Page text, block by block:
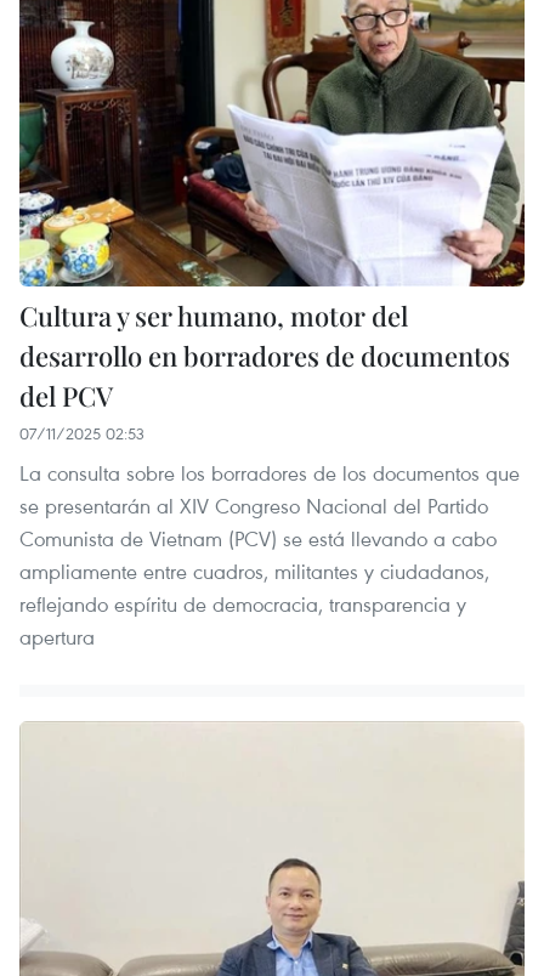
Cultura y ser humano, motor del
desarrollo en borradores de documentos
del PCV
07/11/2025 02:53
La consulta sobre los borradores de los documentos que
se presentarán al XIV Congreso Nacional del Partido
Comunista de Vietnam (PCV) se está llevando a cabo
ampliamente entre cuadros, militantes y ciudadanos,
reflejando espíritu de democracia, transparencia y
apertura